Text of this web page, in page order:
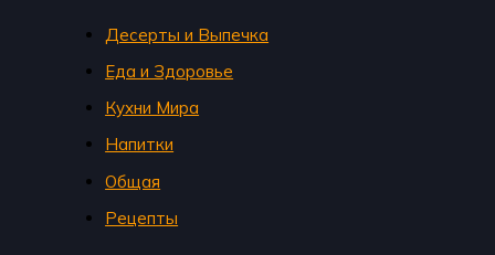
Десерты и Выпечка
Еда и Здоровье
Кухни Мира
Напитки
Общая
Рецепты